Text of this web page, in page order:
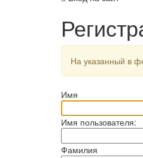
На указанный в
Имя
Имя пользователя:
Фамилия